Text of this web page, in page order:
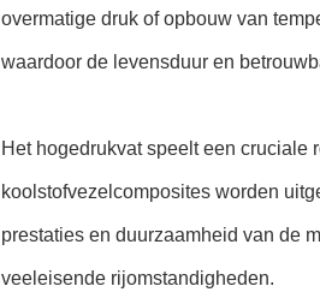
overmatige druk of opbouw van
waardoor de levensduur en
Het hogedrukvat speelt een cruciale
koolstofvezelcomposites worden
prestaties en duurzaamheid van de
veeleisende rijomstandigheden.